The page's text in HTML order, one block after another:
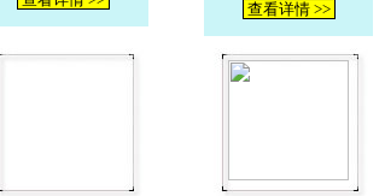
查看详情 >>